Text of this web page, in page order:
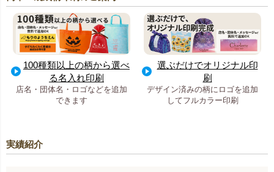
100種類以上の柄から選べ
る名入れ印刷
店名・団体名・ロゴなどを追加
できます
選ぶだけでオリジナル印
刷
デザイン済みの柄にロゴを追加
してフルカラー印刷
実績紹介